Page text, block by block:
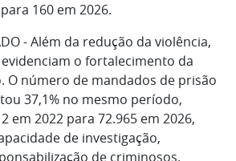
160 em 2026.
- Além da redução da violência,
o fortalecimento da
O número de mandados de prisão
37,1% no mesmo período,
em 2022 para 72.965 em 2026,
de investigação,
de criminosos.